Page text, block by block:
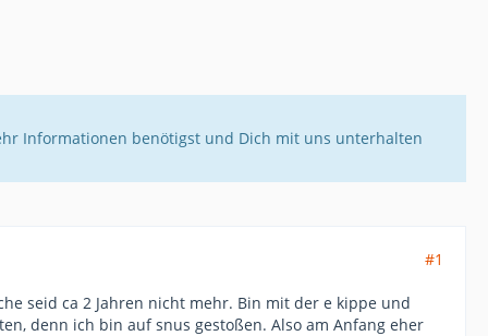
Informationen benötigst und Dich mit uns unterhalten
#1
seid ca 2 Jahren nicht mehr. Bin mit der e kippe und
denn ich bin auf snus gestoßen. Also am Anfang eher